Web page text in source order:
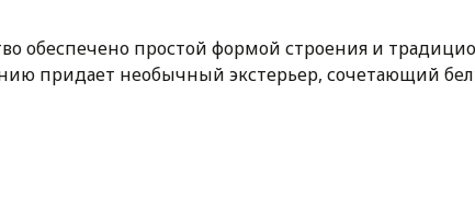
обеспечено простой формой строения и
придает необычный экстерьер, сочетающий
дневная зона, где гостиная, кухня и